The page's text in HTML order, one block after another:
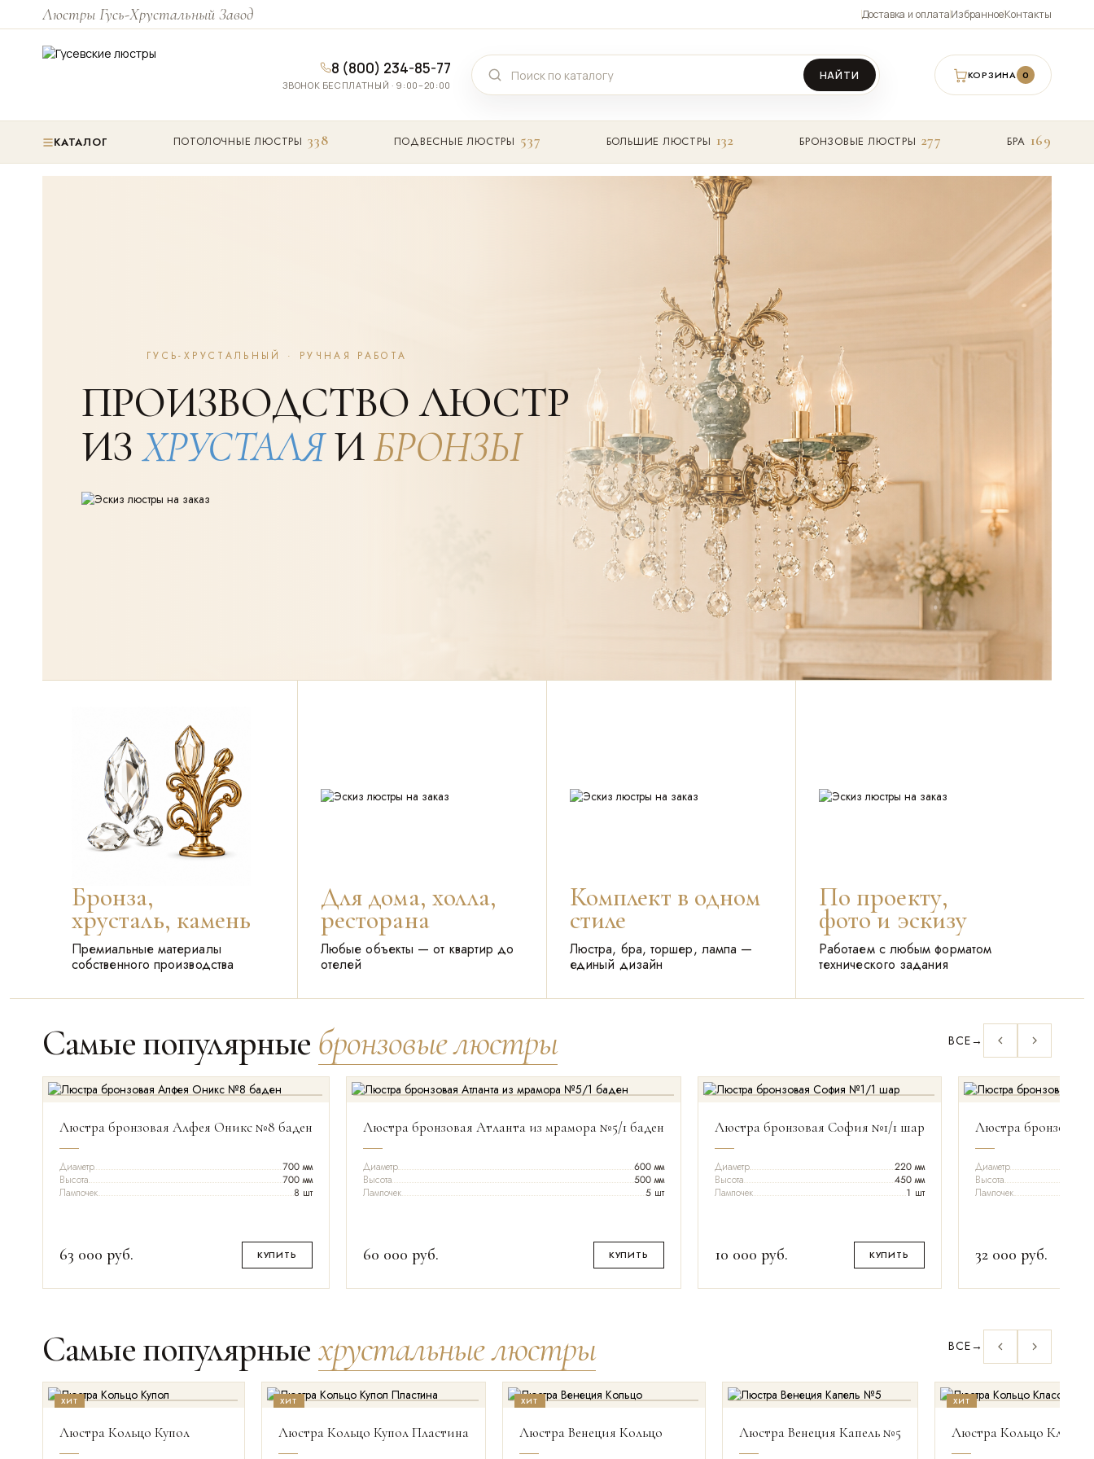
Люстры Гусь-Хрустальный Завод Доставка и оплатаИзбранноеКонтакты
8 (800) 234-85-77
ЗВОНОК БЕСПЛАТНЫЙ · 9:00–20:00
НАЙТИ КОРЗИНА 0
КАТАЛОГ ПОТОЛОЧНЫЕ ЛЮСТРЫ 338 ПОДВЕСНЫЕ ЛЮСТРЫ 537 БОЛЬШИЕ ЛЮСТРЫ 132 БРОНЗОВЫЕ ЛЮСТРЫ 277 БРА 169
ГУСЬ-ХРУСТАЛЬНЫЙ · РУЧНАЯ РАБОТА
ПРОИЗВОДСТВО ЛЮСТР
ИЗХРУСТАЛЯИБРОНЗЫ
Бронза,
хрусталь, камень
Премиальные материалы
собственного производства
Для дома, холла,
ресторана
Любые объекты — от квартир до
отелей
Комплект в одном
стиле
Люстра, бра, торшер, лампа —
единый дизайн
По проекту,
фото и эскизу
Работаем с любым форматом
технического задания
Самые популярные бронзовые люстры ВСЕ→
Люстра бронзовая Алфея Оникс №8 баден
Диаметр
700 мм
Высота
700 мм
Лампочек
8 шт
63 000 руб. КУПИТЬ
Люстра бронзовая Атланта из мрамора №5/1 баден
Диаметр
600 мм
Высота
500 мм
Лампочек
5 шт
60 000 руб. КУПИТЬ
Люстра бронзовая София №1/1 шар
Диаметр
220 мм
Высота
450 мм
Лампочек
1 шт
10 000 руб. КУПИТЬ
Люстра бронзовая
Диаметр
Высота
Лампочек
32 000 руб.
Самые популярныехрустальные люстры ВСЕ→
ХИТ
Люстра Кольцо Купол
ДИАМЕТР ВЫСОТА ЛАМП
400 мм
ХИТ
Люстра Кольцо Купол Пластина
ДИАМЕТР ВЫСОТА ЛАМП ЦЕНА
450 мм
ХИТ
Люстра Венеция Кольцо
ДИАМЕТР ВЫСОТА ЛАМП
450 мм
Люстра Венеция Капель №5
ХИТ
Люстра Кольцо
ДИАМЕТР
450 мм